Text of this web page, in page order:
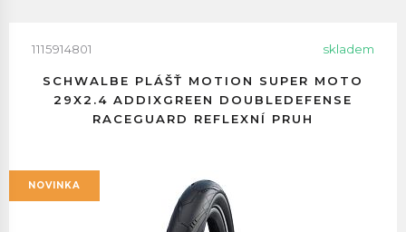
1115914801 skladem
SCHWALBE PLÁŠŤ MOTION SUPER MOTO
29X2.4 ADDIXGREEN DOUBLEDEFENSE
RACEGUARD REFLEXNÍ PRUH
NOVINKA